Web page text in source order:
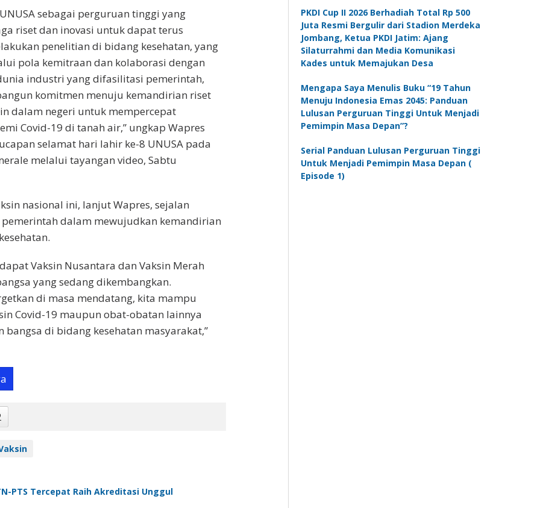
sebagai perguruan tinggi yang
riset dan inovasi untuk dapat terus
penelitian di bidang kesehatan, yang
pola kemitraan dan kolaborasi dengan
industri yang difasilitasi pemerintah,
komitmen menuju kemandirian riset
dalam negeri untuk mempercepat
Covid-19 di tanah air,” ungkap Wapres
selamat hari lahir ke-8 UNUSA pada
melalui tayangan video, Sabtu
nasional ini, lanjut Wapres, sejalan
dalam mewujudkan kemandirian
Vaksin Nusantara dan Vaksin Merah
yang sedang dikembangkan.
di masa mendatang, kita mampu
Covid-19 maupun obat-obatan lainnya
di bidang kesehatan masyarakat,”
PTS Tercepat Raih Akreditasi Unggul
PKDI Cup II 2026 Berhadiah Total Rp 500
Juta Resmi Bergulir dari Stadion Merdeka
Jombang, Ketua PKDI Jatim: Ajang
Silaturrahmi dan Media Komunikasi
Kades untuk Memajukan Desa
Mengapa Saya Menulis Buku “19 Tahun
Menuju Indonesia Emas 2045: Panduan
Lulusan Perguruan Tinggi Untuk Menjadi
Pemimpin Masa Depan”?
Serial Panduan Lulusan Perguruan Tinggi
Untuk Menjadi Pemimpin Masa Depan (
Episode 1)